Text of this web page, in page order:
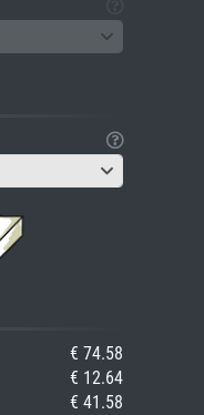
€ 74.58
€ 12.64
€ 41.58